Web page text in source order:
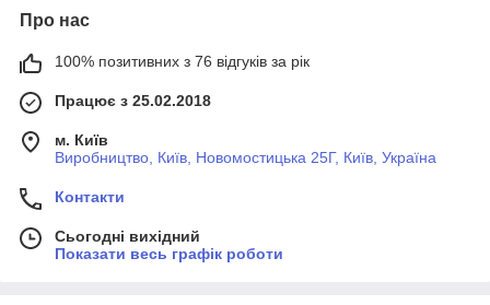
Про нас
100% позитивних з 76 відгуків за рік
Працює з 25.02.2018
м. Київ
Виробництво, Київ, Новомостицька 25Г, Київ, Україна
Контакти
Сьогодні вихідний
Показати весь графік роботи